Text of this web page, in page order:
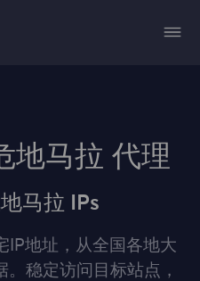
地马拉 代理
马拉 IPs
IP地址，从全国各地大
稳定访问目标站点，